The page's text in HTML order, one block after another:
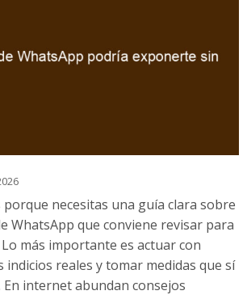
porque necesitas una guía clara sobre
WhatsApp que conviene revisar para
más importante es actuar con
indicios reales y tomar medidas que sí
En internet abundan consejos